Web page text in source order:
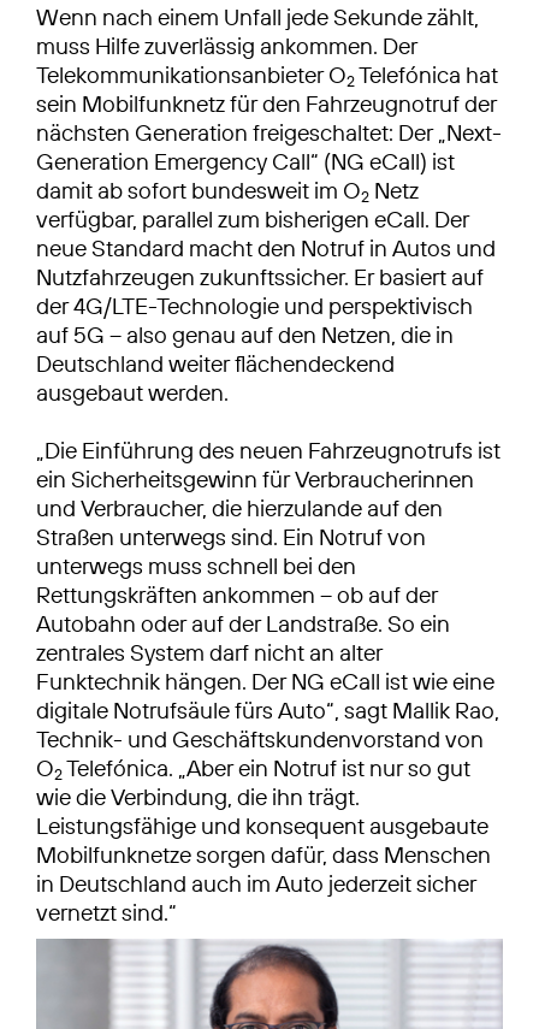
Wenn nach einem Unfall jede Sekunde zählt,
muss Hilfe zuverlässig ankommen. Der
Telekommunikationsanbieter O2Telefónica hat
sein Mobilfunknetz für den Fahrzeugnotruf der
nächsten Generation freigeschaltet: Der „Next-
Generation Emergency Call“ (NG eCall) ist
damit ab sofort bundesweit im O2 Netz
verfügbar, parallel zum bisherigen eCall. Der
neue Standard macht den Notruf in Autos und
Nutzfahrzeugen zukunftssicher. Er basiert auf
der 4G/LTE-Technologie und perspektivisch
auf 5G – also genau auf den Netzen, die in
Deutschland weiter flächendeckend
ausgebaut werden.
„Die Einführung des neuen Fahrzeugnotrufs ist
ein Sicherheitsgewinn für Verbraucherinnen
und Verbraucher, die hierzulande auf den
Straßen unterwegs sind. Ein Notruf von
unterwegs muss schnell bei den
Rettungskräften ankommen – ob auf der
Autobahn oder auf der Landstraße. So ein
zentrales System darf nicht an alter
Funktechnik hängen. Der NG eCall ist wie eine
digitale Notrufsäule fürs Auto“, sagt Mallik Rao,
Technik- und Geschäftskundenvorstand von
O2Telefónica. „Aber ein Notruf ist nur so gut
wie die Verbindung, die ihn trägt.
Leistungsfähige und konsequent ausgebaute
Mobilfunknetze sorgen dafür, dass Menschen
in Deutschland auch im Auto jederzeit sicher
vernetzt sind.“